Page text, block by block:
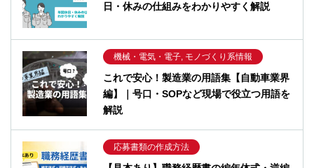
日・休みの仕組みをわかりやすく解説
機械・電気・電子, モノづくり系情報
これで安心！製造業の用語集【自動車業界
編】｜号口・SOPなど現場で役立つ用語を
解説
応募書類の作成方法